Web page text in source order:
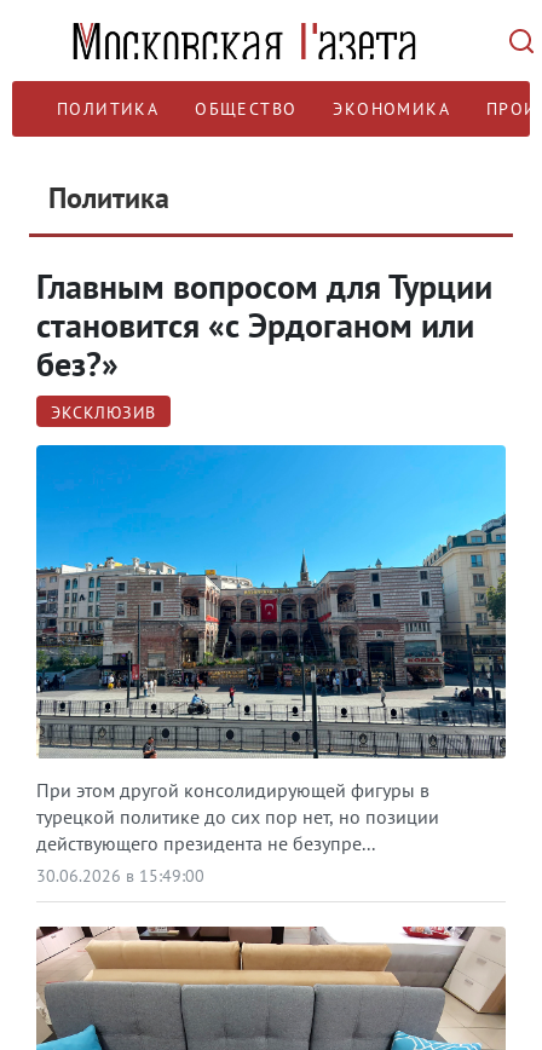
ПОЛИТИКА ОБЩЕСТВО ЭКОНОМИКА
Политика
Главным вопросом для Турции
становится «с Эрдоганом или
без?»
ЭКСКЛЮЗИВ
При этом другой консолидирующей фигуры в
турецкой политике до сих пор нет, но позиции
действующего президента не безупре...
30.06.2026 в 15:49:00